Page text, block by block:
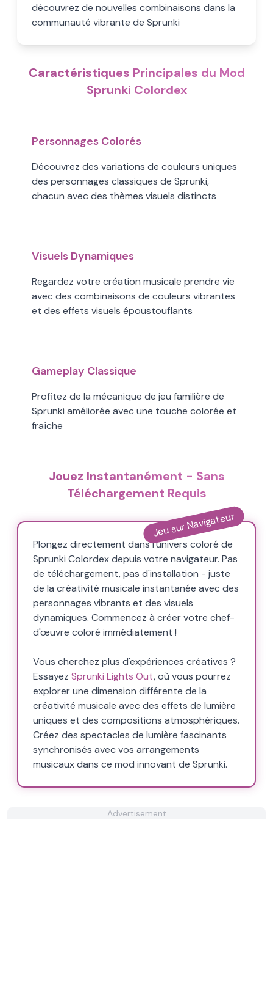
découvrez de nouvelles combinaisons dans la
communauté vibrante de Sprunki
Caractéristiques Principales du Mod
Sprunki Colordex
Personnages Colorés
Découvrez des variations de couleurs uniques
des personnages classiques de Sprunki,
chacun avec des thèmes visuels distincts
Visuels Dynamiques
Regardez votre création musicale prendre vie
avec des combinaisons de couleurs vibrantes
et des effets visuels époustouflants
Gameplay Classique
Profitez de la mécanique de jeu familière de
Sprunki améliorée avec une touche colorée et
fraîche
Jouez Instantanément - Sans
Téléchargement Requis
Jeu sur Navigateur
Plongez directement dans l'univers coloré de
Sprunki Colordex depuis votre navigateur. Pas
de téléchargement, pas d'installation - juste
de la créativité musicale instantanée avec des
personnages vibrants et des visuels
dynamiques. Commencez à créer votre chef-
d'œuvre coloré immédiatement !
Vous cherchez plus d'expériences créatives ?
Essayez Sprunki Lights Out, où vous pourrez
explorer une dimension différente de la
créativité musicale avec des effets de lumière
uniques et des compositions atmosphériques.
Créez des spectacles de lumière fascinants
synchronisés avec vos arrangements
musicaux dans ce mod innovant de Sprunki.
Advertisement